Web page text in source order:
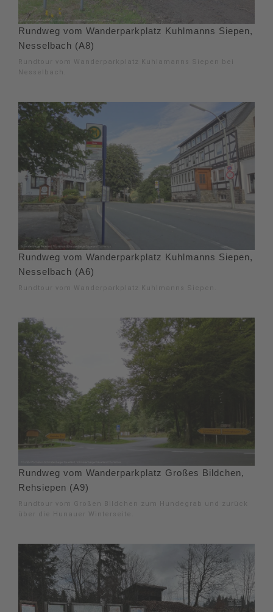
Rundweg vom Wanderparkplatz Kuhlmanns Siepen,
Nesselbach (A8)
Rundtour vom Wanderparkplatz Kuhlamanns Siepen bei
Nesselbach.
Rundweg vom Wanderparkplatz Kuhlmanns Siepen,
Nesselbach (A6)
Rundtour vom Wanderparkplatz Kuhlmanns Siepen.
Rundweg vom Wanderparkplatz Großes Bildchen,
Rehsiepen (A9)
Rundtour vom Großen Bildchen zum Hundegrab und zurück
über die Hunauer Winterseite.